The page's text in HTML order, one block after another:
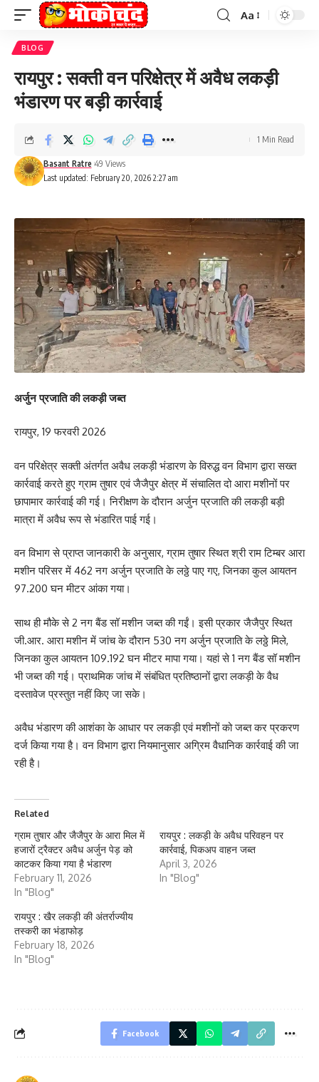
Font
Aa
BLOG
रायपुर : सक्ती वन परिक्षेत्र में अवैध लकड़ी
भंडारण पर बड़ी कार्रवाई
Last updated: February 20, 2026 2:27 am
Basant Ratre 49 Views
1 Min Read
अर्जुन प्रजाति की लकड़ी जब्त
रायपुर, 19 फरवरी 2026
वन परिक्षेत्र सक्ती अंतर्गत अवैध लकड़ी भंडारण के विरुद्ध वन विभाग द्वारा सख्त
कार्रवाई करते हुए ग्राम तुषार एवं जैजैपुर क्षेत्र में संचालित दो आरा मशीनों पर
छापामार कार्रवाई की गई। निरीक्षण के दौरान अर्जुन प्रजाति की लकड़ी बड़ी
मात्रा में अवैध रूप से भंडारित पाई गई।
वन विभाग से प्राप्त जानकारी के अनुसार, ग्राम तुषार स्थित श्री राम टिम्बर आरा
मशीन परिसर में 462 नग अर्जुन प्रजाति के लठ्ठे पाए गए, जिनका कुल आयतन
97.200 घन मीटर आंका गया।
साथ ही मौके से 2 नग बैंड सॉ मशीन जब्त की गईं। इसी प्रकार जैजैपुर स्थित
जी.आर. आरा मशीन में जांच के दौरान 530 नग अर्जुन प्रजाति के लठ्ठे मिले,
जिनका कुल आयतन 109.192 घन मीटर मापा गया। यहां से 1 नग बैंड सॉ मशीन
भी जब्त की गई। प्राथमिक जांच में संबंधित प्रतिष्ठानों द्वारा लकड़ी के वैध
दस्तावेज प्रस्तुत नहीं किए जा सके।
अवैध भंडारण की आशंका के आधार पर लकड़ी एवं मशीनों को जब्त कर प्रकरण
दर्ज किया गया है। वन विभाग द्वारा नियमानुसार अग्रिम वैधानिक कार्रवाई की जा
रही है।
Related
ग्राम तुषार और जैजैपुर के आरा मिल में
हजारों ट्रैक्टर अवैध अर्जुन पेड़ को
काटकर किया गया है भंडारण
February 11, 2026
In "Blog"
रायपुर : लकड़ी के अवैध परिवहन पर
कार्रवाई, पिकअप वाहन जब्त
April 3, 2026
In "Blog"
रायपुर : खैर लकड़ी की अंतर्राज्यीय
तस्करी का भंडाफोड़
February 18, 2026
In "Blog"
Facebook